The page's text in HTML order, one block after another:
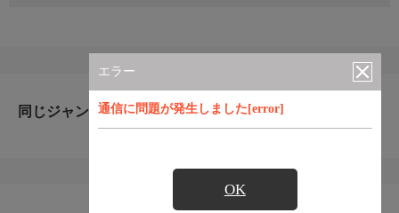
エラー
通信に問題が発生しました[error]
OK
同じジャンルのおすすめ番組